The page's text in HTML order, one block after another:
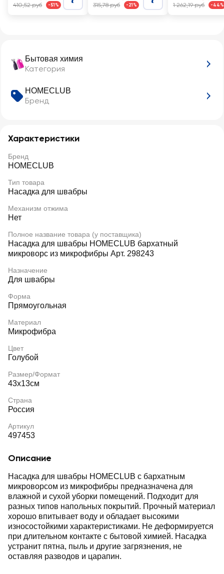
Бытовая химия
Категория
HOMECLUB
Бренд
Характеристики
Бренд
HOMECLUB
Тип товара
Насадка для швабры
Механизм отжима
Нет
Полное название товара (у поставщика)
Насадка для швабры HOMECLUB бархатный
микроворс из микрофибры Арт. 298243
Назначение
Для швабры
Форма
Прямоугольная
Материал
Микрофибра
Цвет
Голубой
Размер/Формат
43х13см
Страна
Россия
Артикул
497453
Описание
Насадка для швабры HOMECLUB с бархатным
микроворсом из микрофибры предназначена для
влажной и сухой уборки помещений. Подходит для
разных типов напольных покрытий. Прочный материал
хорошо впитывает воду и обладает высокими
износостойкими характеристиками. Не деформируется
при длительном контакте с бытовой химией. Насадка
устранит пятна, пыль и другие загрязнения, не
оставляя разводов и царапин.
410,52 руб -51% 315,78 руб -21% 1 262,19 руб -44%